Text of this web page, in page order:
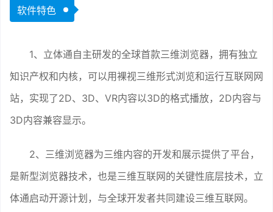
软件特色
1、立体通自主研发的全球首款三维浏览器，拥有独立
知识产权和内核，可以用裸视三维形式浏览和运行互联网网
站，实现了2D、3D、VR内容以3D的格式播放，2D内容与
3D内容兼容显示。
2、三维浏览器为三维内容的开发和展示提供了平台，
是新型浏览器技术，也是三维互联网的关键性底层技术，立
体通启动开源计划，与全球开发者共同建设三维互联网。